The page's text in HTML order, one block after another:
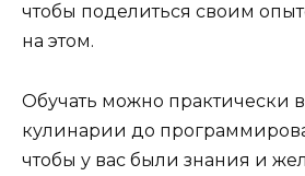
чтобы поделиться своим
на этом.
Обучать можно практически
кулинарии до
чтобы у вас были знания и